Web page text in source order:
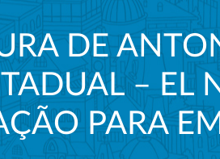
DE
– EL
PARA